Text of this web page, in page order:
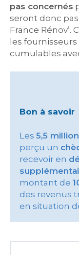
pas concernés
seront donc
France Rénov’.
les
cumulables
Bon à savoir
Les 5,5
perçu un
recevoir en
montant de
des revenus
en situation